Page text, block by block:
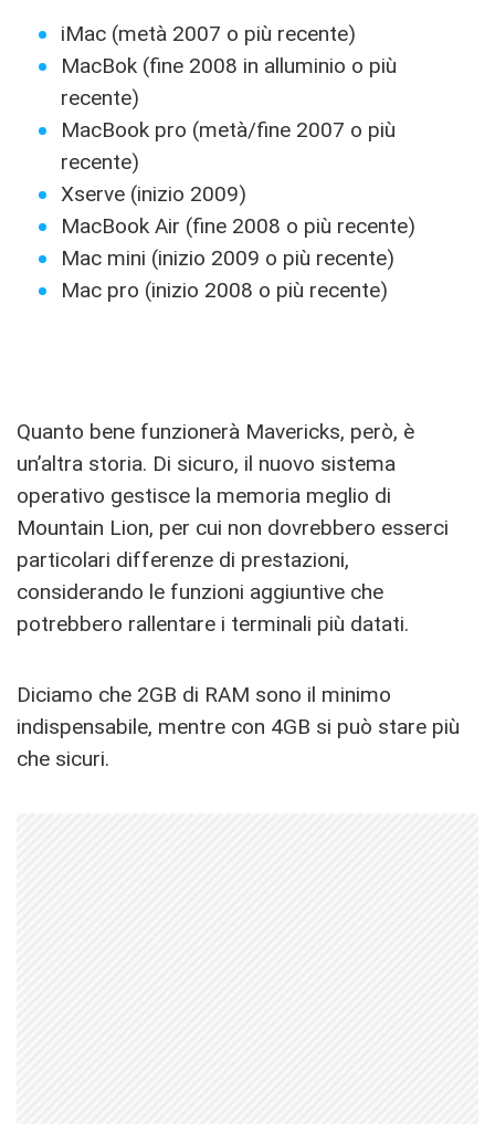
iMac (metà 2007 o più recente)
MacBok (fine 2008 in alluminio o più
recente)
MacBook pro (metà/fine 2007 o più
recente)
Xserve (inizio 2009)
MacBook Air (fine 2008 o più recente)
Mac mini (inizio 2009 o più recente)
Mac pro (inizio 2008 o più recente)
Quanto bene funzionerà Mavericks, però, è
un’altra storia. Di sicuro, il nuovo sistema
operativo gestisce la memoria meglio di
Mountain Lion, per cui non dovrebbero esserci
particolari differenze di prestazioni,
considerando le funzioni aggiuntive che
potrebbero rallentare i terminali più datati.
Diciamo che 2GB di RAM sono il minimo
indispensabile, mentre con 4GB si può stare più
che sicuri.